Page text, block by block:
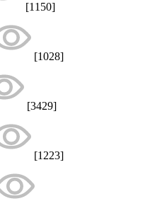
[1150]
[1028]
[3429]
[1223]